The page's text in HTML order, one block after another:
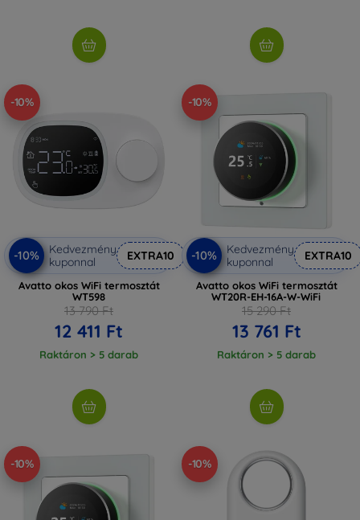
-10%
-10%
Kedvezmény
kuponnal
EXTRA10
Avatto okos WiFi termosztát
WT598
13 790 Ft
12 411 Ft
Raktáron > 5 darab
-10%
-10%
Kedvezmény
kuponnal
EXTRA10
Avatto okos WiFi termosztát
WT20R-EH-16A-W-WiFi
15 290 Ft
13 761 Ft
Raktáron > 5 darab
-10% -10%